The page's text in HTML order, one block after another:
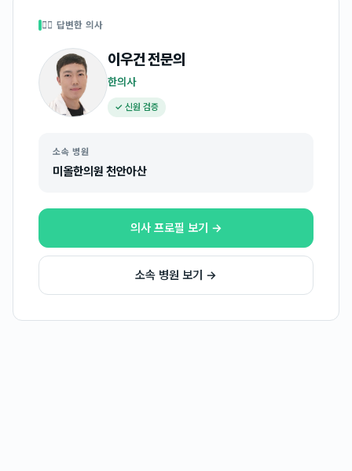
👩‍⚕️ 답변한 의사
이우건전문의
한의사
✓ 신원 검증
소속 병원
미올한의원 천안아산
의사 프로필 보기 →
소속 병원 보기 →